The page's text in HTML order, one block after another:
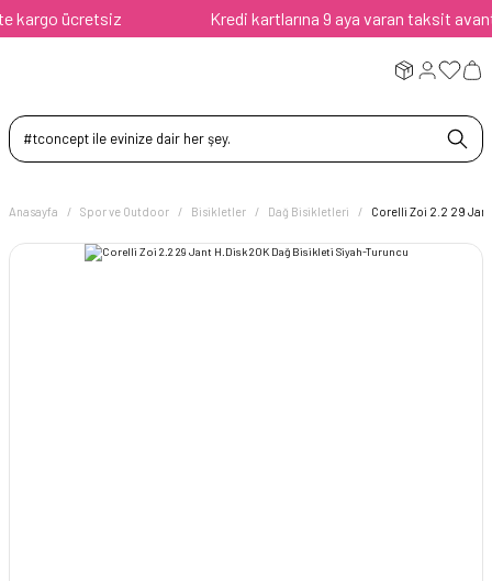
Kredi kartlarına 9 aya varan taksit avantajı
Anasayfa Spor ve Outdoor Bisikletler Dağ Bisikletleri Corelli Zoi 2.2 29